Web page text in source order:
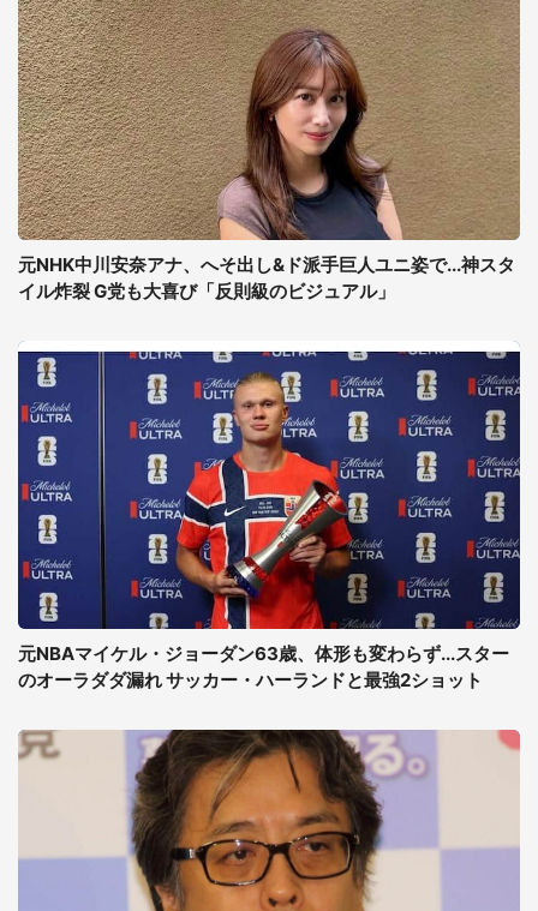
元NHK中川安奈アナ、へそ出し&ド派手巨人ユニ姿で...神スタ
イル炸裂 G党も大喜び「反則級のビジュアル」
元NBAマイケル・ジョーダン63歳、体形も変わらず...スター
のオーラダダ漏れ サッカー・ハーランドと最強2ショット